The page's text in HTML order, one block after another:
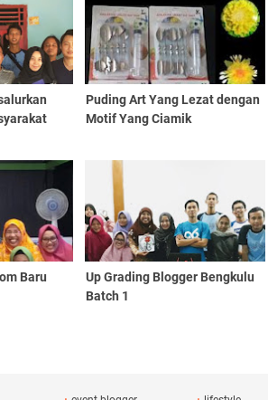
Puding Art Yang Lezat dengan
Motif Yang Ciamik
Baru
Up Grading Blogger Bengkulu
Batch 1